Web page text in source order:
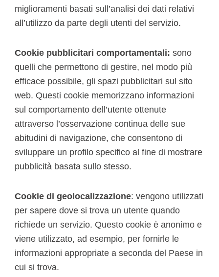
miglioramenti basati sull’analisi dei dati relativi
all’utilizzo da parte degli utenti del servizio.
Cookie pubblicitari comportamentali: sono
quelli che permettono di gestire, nel modo più
efficace possibile, gli spazi pubblicitari sul sito
web. Questi cookie memorizzano informazioni
sul comportamento dell’utente ottenute
attraverso l’osservazione continua delle sue
abitudini di navigazione, che consentono di
sviluppare un profilo specifico al fine di mostrare
pubblicità basata sullo stesso.
Cookie di geolocalizzazione: vengono utilizzati
per sapere dove si trova un utente quando
richiede un servizio. Questo cookie è anonimo e
viene utilizzato, ad esempio, per fornirle le
informazioni appropriate a seconda del Paese in
cui si trova.